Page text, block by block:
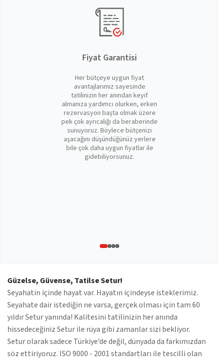
Fiyat Garantisi
Her bütçeye uygun fiyat
avantajlarımız sayesinde
tatilinizin her anından keyif
almanıza yardımcı olurken, erken
rezervasyon başta olmak üzere
pek çok ayrıcalığı da beraberinde
sunuyoruz. Böylece bütçenizi
aşacağını düşündüğünüz yerlere
bile çok daha uygun fiyatlar ile
gidebiliyorsunuz.
Güzelse, Güvense, Tatilse Setur!
Seyahatin içinde hayat var. Hayatın içindeyse isteklerimiz.
Seyahate dair istediğin ne varsa, gerçek olması için tam 60
yıldır Setur yanında! Kalitesini tatilinizin her anında
hissedeceğiniz Setur ile rüya gibi zamanlar sizi bekliyor.
Setur olarak sadece Türkiye’de değil, dünyada da farkımızdan
söz ettiriyoruz. ISO 9000 - 2001 standartları ile tescilli olan